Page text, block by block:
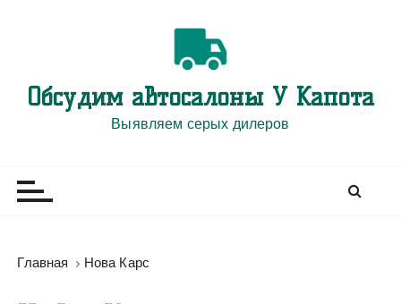
Обсудим автосалоны У Капота
Выявляем серых дилеров
Главная Нова Карс